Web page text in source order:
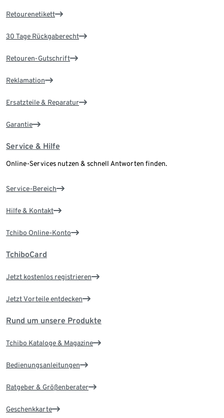
Retourenetikett
30 Tage Rückgaberecht
Retouren-Gutschrift
Reklamation
Ersatzteile & Reparatur
Garantie
Service & Hilfe
Online-Services nutzen & schnell Antworten finden.
Service-Bereich
Hilfe & Kontakt
Tchibo Online-Konto
TchiboCard
Jetzt kostenlos registrieren
Jetzt Vorteile entdecken
Rund um unsere Produkte
Tchibo Kataloge & Magazine
Bedienungsanleitungen
Ratgeber & Größenberater
Geschenkkarte